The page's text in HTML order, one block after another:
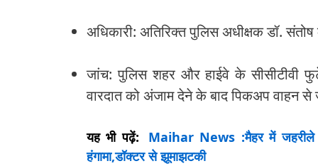
अधिकारी: अतिरिक्त पुलिस अधीक्षक डॉ.
जांच: पुलिस शहर और हाईवे के सीसीटीवी
वारदात को अंजाम देने के बाद पिकअप वाहन
यह भी पढ़ें:
Maihar News :मैहर में जहरीले
हंगामा,डॉक्टर से झूमाझटकी